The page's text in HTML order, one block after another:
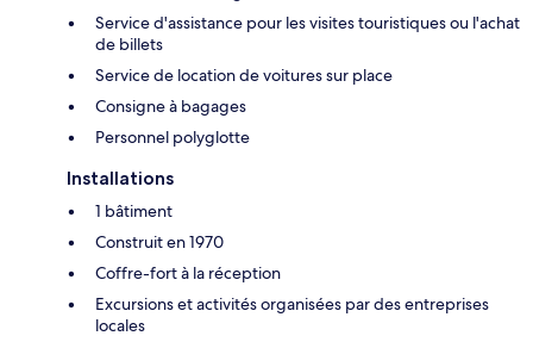
Service d'assistance pour les visites touristiques ou l'achat
de billets
Service de location de voitures sur place
Consigne à bagages
Personnel polyglotte
Installations
1 bâtiment
Construit en 1970
Coffre-fort à la réception
Excursions et activités organisées par des entreprises
locales